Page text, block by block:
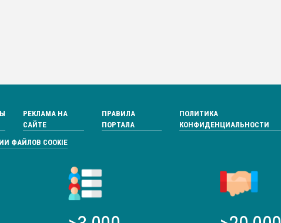
РЕКЛАМА НА
САЙТЕ
ПРАВИЛА
ПОРТАЛА
ПОЛИТИКА
КОНФИДЕНЦИАЛЬНОСТИ
ФАЙЛОВ COOKIE